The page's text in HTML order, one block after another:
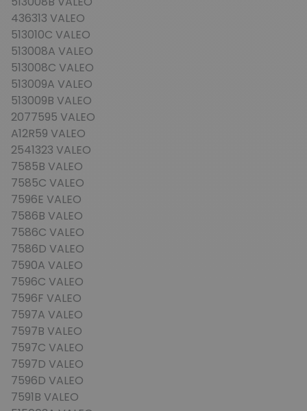
436313 VALEO
513010C VALEO
513008A VALEO
513008C VALEO
513009A VALEO
513009B VALEO
2077595 VALEO
A12R59 VALEO
2541323 VALEO
7585B VALEO
7585C VALEO
7596E VALEO
7586B VALEO
7586C VALEO
7586D VALEO
7590A VALEO
7596C VALEO
7596F VALEO
7597A VALEO
7597B VALEO
7597C VALEO
7597D VALEO
7596D VALEO
7591B VALEO